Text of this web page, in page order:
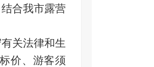
合我市露营
关法律和生
价、游客须